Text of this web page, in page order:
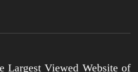
Largest Viewed Website of